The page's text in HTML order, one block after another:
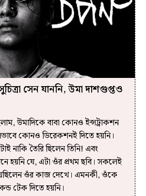
সেন যাননি, উমা দাশগুপ্তও
উমাদিকে বাবা কোনও ইন্সট্রাকশন
কোনও ডিরেকশনই দিতে হয়নি।
নাকি তৈরি ছিলেন তিনি! এবং
হয়নি যে, এটা ওঁর প্রথম ছবি। সকলেই
ওঁর কাজ দেখে। এমনকী, ওঁকে
টেক দিতে হয়নি।